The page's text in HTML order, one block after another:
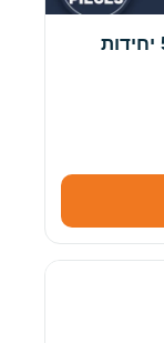
ערכת כלי למדפסת תלת-ממד, 53 יחידות